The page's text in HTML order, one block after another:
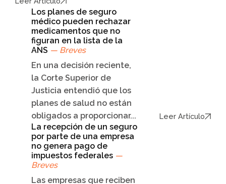
Los planes de seguro
médico pueden rechazar
medicamentos que no
figuran en la lista de la
ANS — Breves
En una decisión reciente,
la Corte Superior de
Justicia entendió que los
planes de salud no están
obligados a proporcionar...
Leer Artículo
La recepción de un seguro
por parte de una empresa
no genera pago de
impuestos federales —
Breves
Las empresas que reciben